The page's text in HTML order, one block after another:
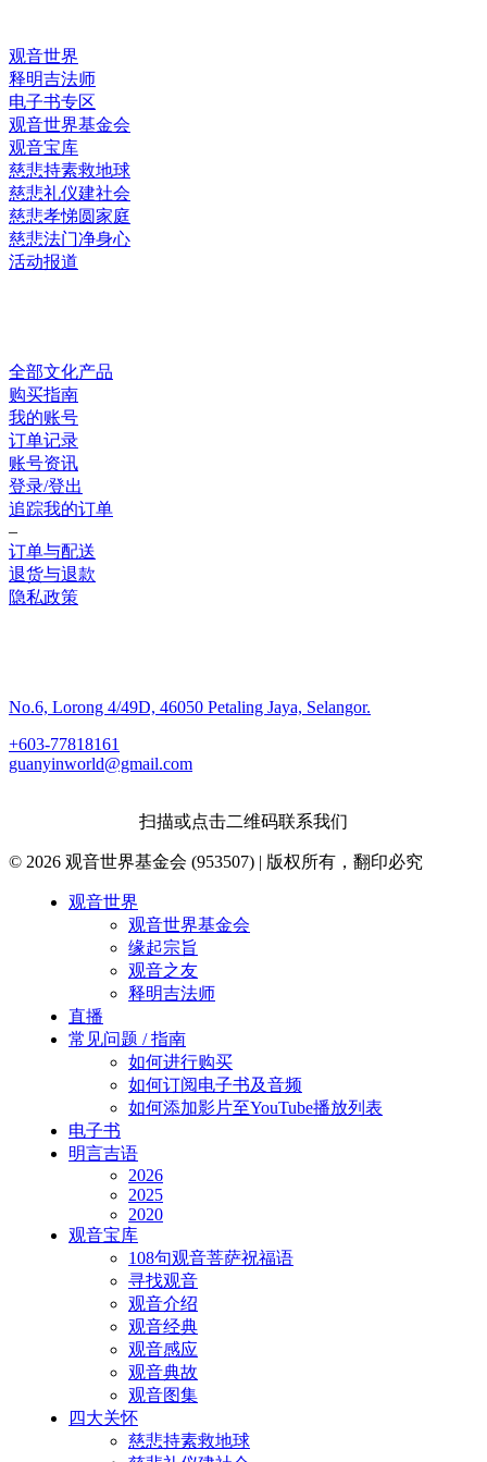
观音世界
释明吉法师
电子书专区
观音世界基金会
观音宝库
慈悲持素救地球
慈悲礼仪建社会
慈悲孝悌圆家庭
慈悲法门净身心
活动报道
全部文化产品
购买指南
我的账号
订单记录
账号资讯
登录/登出
追踪我的订单
–
订单与配送
退货与退款
隐私政策
No.6, Lorong 4/49D, 46050 Petaling Jaya, Selangor.
+603-77818161
guanyinworld@gmail.com
扫描或点击二维码联系我们
© 2026 观音世界基金会 (953507) | 版权所有，翻印必究
观音世界
观音世界基金会
缘起宗旨
观音之友
释明吉法师
直播
常见问题 / 指南
如何进行购买
如何订阅电子书及音频
如何添加影片至YouTube播放列表
电子书
明言吉语
2026
2025
2020
观音宝库
108句观音菩萨祝福语
寻找观音
观音介绍
观音经典
观音感应
观音典故
观音图集
四大关怀
慈悲持素救地球